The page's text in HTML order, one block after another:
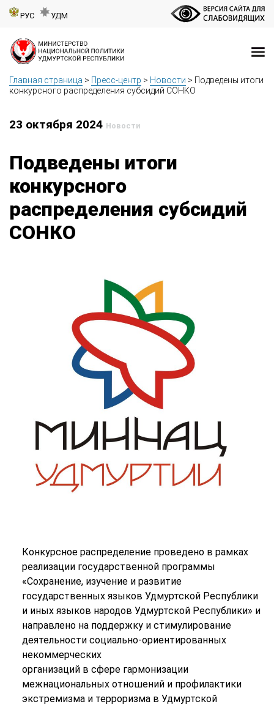
РУС УДМ
Главная страница > Пресс-центр > Новости > Подведены итоги
конкурсного распределения субсидий СОНКО
23 октября 2024 Новости
Подведены итоги
конкурсного
распределения субсидий
СОНКО
Конкурсное распределение проведено в рамках
реализации государственной программы
«Сохранение, изучение и развитие
государственных языков Удмуртской Республики
и иных языков народов Удмуртской Республики» и
направлено на поддержку и стимулирование
деятельности социально-ориентированных
некоммерческих
организаций в сфере гармонизации
межнациональных отношений и профилактики
экстремизма и терроризма в Удмуртской